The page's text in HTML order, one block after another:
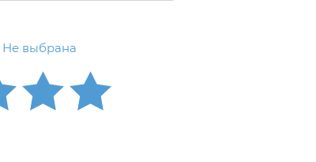
Не выбрана